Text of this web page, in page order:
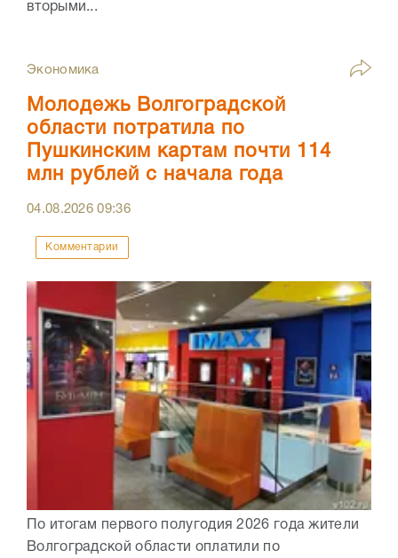
вторыми...
Экономика
Молодежь Волгоградской
области потратила по
Пушкинским картам почти 114
млн рублей с начала года
04.08.202609:36
Комментарии
По итогам первого полугодия 2026 года жители
Волгоградской области оплатили по